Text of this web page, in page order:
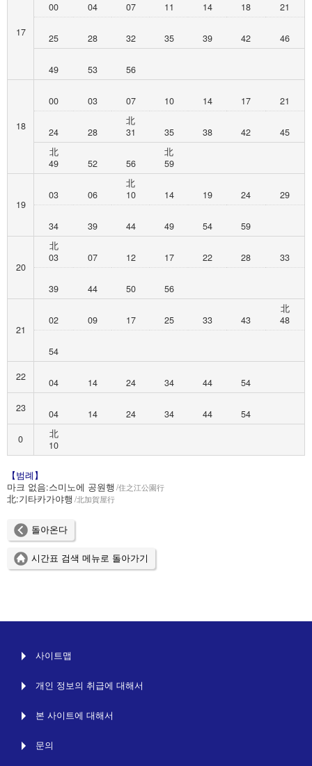
17
00 04 07 11 14 18 21
25 28 32 35 39 42 46
49 53 56
18
00 03 07 10 14 17 21
24 28
北
31
35 38 42
45
北
49
52 56
北
59
19
03 06
北
10
14 19 24 29
34 39 44 49 54 59
20
北
03
07 12 17 22 28 33
39 44 50 56
21
02 09 17 25 33 43
北
48
54
22
04 14 24 34 44
54
23
04 14 24 34 44
54
0
北
10
【범례】
마크 없음:스미노에 공원행 住之江公園行
北:기타카가야행 北加賀屋行
돌아온다
시간표 검색 메뉴로 돌아가기
사이트맵
개인 정보의 취급에 대해서
본 사이트에 대해서
문의